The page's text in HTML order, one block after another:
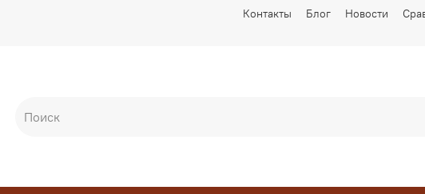
Контакты Блог Новости